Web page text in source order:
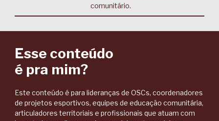
comunitário.
Esse conteúdo
é pra mim?
Este conteúdo é para lideranças de OSCs, coordenadores
de projetos esportivos, equipes de educação comunitária,
articuladores territoriais e profissionais que atuam com